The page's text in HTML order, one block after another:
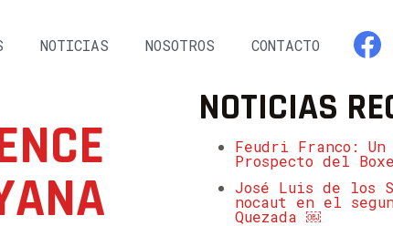
NOTICIAS NOSOTROS CONTACTO
NOTICIAS
Feudri Franco: Un
Prospecto del
José Luis de los
nocaut en el
Quezada ￼